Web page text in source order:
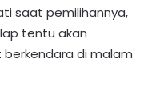
saat pemilihannya,
tentu akan
di malam